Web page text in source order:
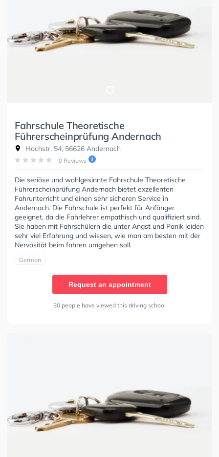
Fahrschule Theoretische
Führerscheinprüfung Andernach
Hochstr. 54, 56626 Andernach
0 Reviews
Die seriöse und wohlgesinnte Fahrschule Theoretische
Führerscheinprüfung Andernach bietet exzellenten
Fahrunterricht und einen sehr sicheren Service in
Andernach. Die Fahrschule ist perfekt für Anfänger
geeignet, da die Fahrlehrer empathisch und qualifiziert sind.
Sie haben mit Fahrschülern die unter Angst und Panik leiden
sehr viel Erfahrung und wissen, wie man am besten mit der
Nervosität beim fahren umgehen soll.
German
Request an appointment
30 people have viewed this driving school